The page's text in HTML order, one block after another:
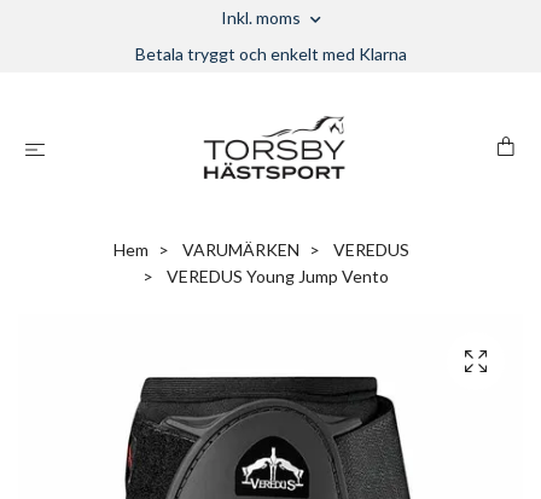
Inkl. moms
Betala tryggt och enkelt med Klarna
Hem VARUMÄRKEN
VEREDUS
VEREDUS Young Jump Vento